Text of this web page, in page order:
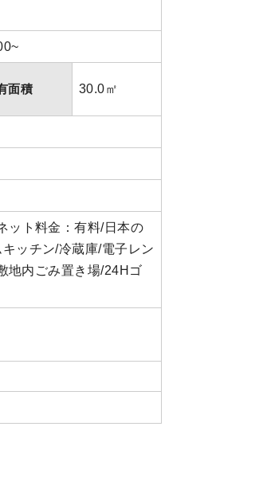
／35000~
面積 30.0㎡
ット料金：有料/日本の
ッチン/冷蔵庫/電子レン
地内ごみ置き場/24Hゴ